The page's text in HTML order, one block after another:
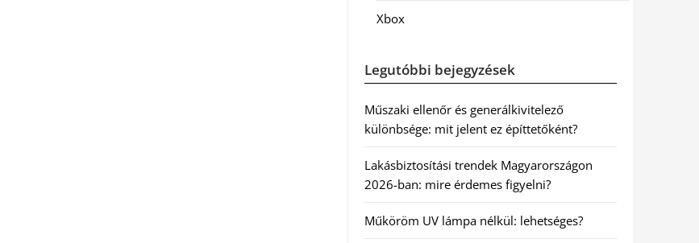
Xbox
Legutóbbi bejegyzések
Műszaki ellenőr és generálkivitelező
különbsége: mit jelent ez építtetőként?
Lakásbiztosítási trendek Magyarországon
2026-ban: mire érdemes figyelni?
Műköröm UV lámpa nélkül: lehetséges?